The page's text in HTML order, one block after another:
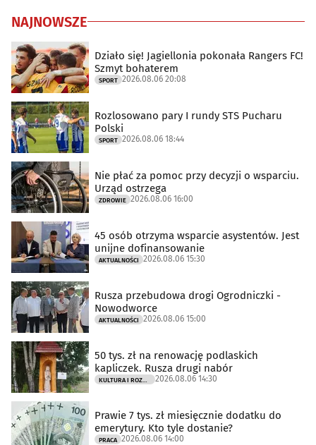
NAJNOWSZE
Działo się! Jagiellonia pokonała Rangers FC!
Szmyt bohaterem
SPORT 2026.08.06 20:08
Rozlosowano pary I rundy STS Pucharu
Polski
SPORT 2026.08.06 18:44
Nie płać za pomoc przy decyzji o wsparciu.
Urząd ostrzega
ZDROWIE 2026.08.06 16:00
45 osób otrzyma wsparcie asystentów. Jest
unijne dofinansowanie
AKTUALNOŚCI 2026.08.06 15:30
Rusza przebudowa drogi Ogrodniczki -
Nowodworce
AKTUALNOŚCI 2026.08.06 15:00
50 tys. zł na renowację podlaskich
kapliczek. Rusza drugi nabór
KULTURA I ROZRYWKA 2026.08.06 14:30
Prawie 7 tys. zł miesięcznie dodatku do
emerytury. Kto tyle dostanie?
PRACA 2026.08.06 14:00